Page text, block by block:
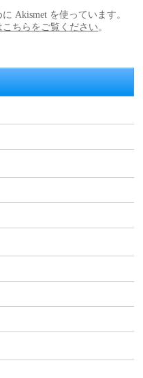
Akismet を使っています。
ちらをご覧ください。